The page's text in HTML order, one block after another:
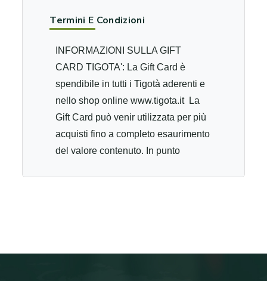
Termini E Condizioni
INFORMAZIONI SULLA GIFT
CARD TIGOTA': La Gift Card è
spendibile in tutti i Tigotà aderenti e
nello shop online www.tigota.it La
Gift Card può venir utilizzata per più
acquisti fino a completo esaurimento
del valore contenuto. In punto